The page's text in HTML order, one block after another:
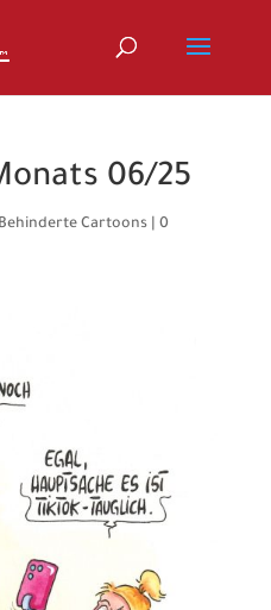
06/25
Behinderte Cartoons| 0